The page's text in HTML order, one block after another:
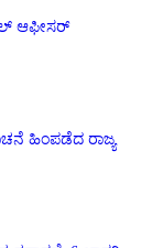
ಆಫೀಸರ್
ಹಿಂಪಡೆದ ರಾಜ್ಯ